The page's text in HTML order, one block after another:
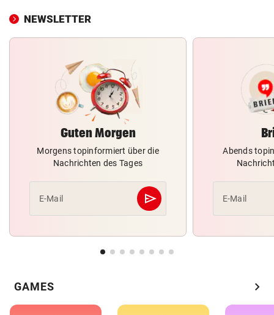
NEWSLETTER
Guten Morgen
Morgens topinformiert über die
Nachrichten des Tages
E-Mail send
Abschicken
Abends
E-Mail
GAMES chevron_right